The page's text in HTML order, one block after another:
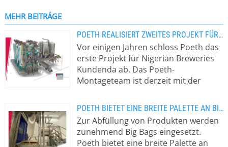
und führen alle Projekte mit eigenem
Personal durch, was es uns
ermöglicht, flexible und
erschwingliche maßgeschneiderte
Lösungen für unsere Kunden
anzubieten. Seit unserer Gründung
Erfahrung im landwirtschaftlichen
und industriellen Bereich angeeignet.
Heute sind wir ein führender Anbieter
MEHR BEITRÄGE
POETH REALISIERT ZWEITES PROJEKT FÜR NIGERIAN BREWERIES KUDENDA
Vor einigen Jahren schloss Poeth das
erste Projekt für Nigerian Breweries
Kundenda ab. Das Poeth-
Montageteam ist derzeit mit der
schlüsselfertigen Projekts beschäftigt.
Das Herzstück der Anlage sind zwei
Poeth-Hammermühlen mit je 255 kW.
Der afrikanische Markt ist für Poeth
POETH BIETET EINE BREITE PALETTE AN BIG-BAG-ABFÜLLLÖSUNGEN
Zur Abfüllung von Produkten werden
zunehmend Big Bags eingesetzt.
Poeth bietet eine breite Palette an